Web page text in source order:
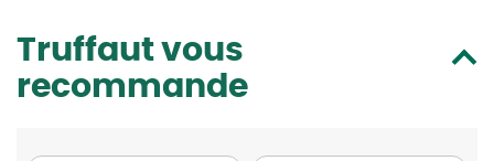
Truffaut vous
recommande